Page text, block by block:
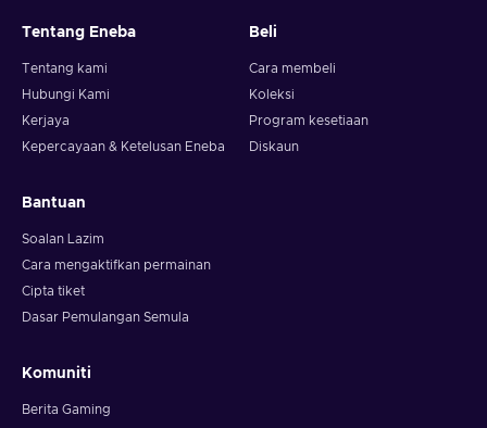
Tentang Eneba
Tentang kami
Hubungi Kami
Kerjaya
Kepercayaan & Ketelusan Eneba
Beli
Cara membeli
Koleksi
Program kesetiaan
Diskaun
Bantuan
Soalan Lazim
Cara mengaktifkan permainan
Cipta tiket
Dasar Pemulangan Semula
Komuniti
Berita Gaming